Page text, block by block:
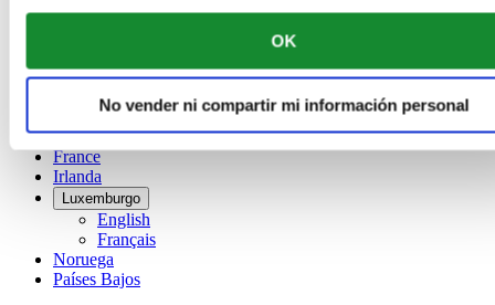
OK
No vender ni compartir mi información personal
China
Dinamarca
España
Finlandia
France
Irlanda
Luxemburgo
English
Français
Noruega
Países Bajos